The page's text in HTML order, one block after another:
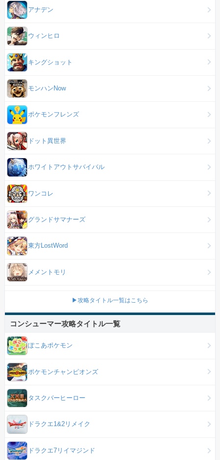
アナデン
ウィンヒロ
キングショット
モンハンNow
ポケモンフレンズ
ドット異世界
ホワイトアウトサバイバル
ワンコレ
グランドサマナーズ
東方LostWord
メメントモリ
▶攻略タイトル一覧はこちら
コンシューマー攻略タイトル一覧
ぽこあポケモン
ポケモンチャンピオンズ
タスクバーヒーロー
ドラクエ1&2リメイク
ドラクエ7リイマジンド